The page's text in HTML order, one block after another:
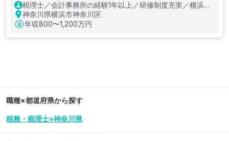
税理士／会計事務所の経験1年以上／研修制度充実／横浜勤
務
神奈川県横浜市神奈川区
年収800〜1,200万円
職種×都道府県から探す
税務・税理士×神奈川県